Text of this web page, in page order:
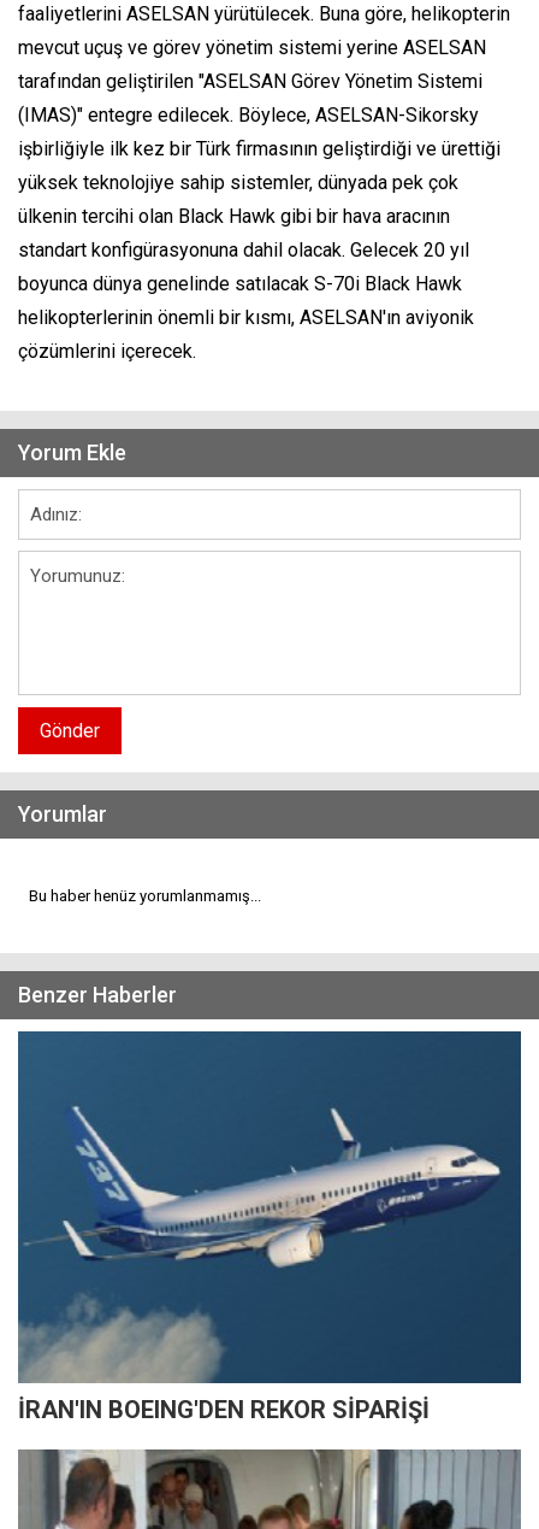
faaliyetlerini ASELSAN yürütülecek. Buna göre, helikopterin
mevcut uçuş ve görev yönetim sistemi yerine ASELSAN
tarafından geliştirilen "ASELSAN Görev Yönetim Sistemi
(IMAS)" entegre edilecek. Böylece, ASELSAN-Sikorsky
işbirliğiyle ilk kez bir Türk firmasının geliştirdiği ve ürettiği
yüksek teknolojiye sahip sistemler, dünyada pek çok
ülkenin tercihi olan Black Hawk gibi bir hava aracının
standart konfigürasyonuna dahil olacak. Gelecek 20 yıl
boyunca dünya genelinde satılacak S-70i Black Hawk
helikopterlerinin önemli bir kısmı, ASELSAN'ın aviyonik
çözümlerini içerecek.
Yorum Ekle
Gönder
Yorumlar
Bu haber henüz yorumlanmamış...
Benzer Haberler
İRAN'IN BOEING'DEN REKOR SİPARİŞİ